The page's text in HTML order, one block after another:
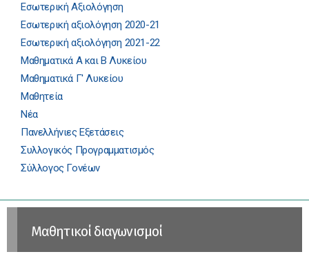
Εσωτερική Αξιολόγηση
Εσωτερική αξιολόγηση 2020-21
Εσωτερική αξιολόγηση 2021-22
Μαθηματικά Α και Β Λυκείου
Μαθηματικά Γ' Λυκείου
Μαθητεία
Νέα
Πανελλήνιες Εξετάσεις
Συλλογικός Προγραμματισμός
Σύλλογος Γονέων
Μαθητικοί διαγωνισμοί